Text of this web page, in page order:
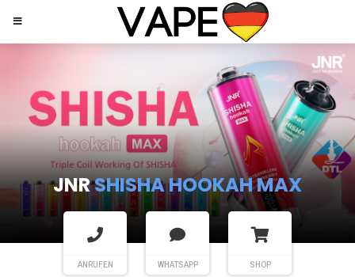
JNRSHISHA HOOKAH MAX
ANRUFEN WHATSAPP SHOP